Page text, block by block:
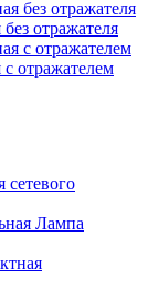
отражателя
с отражателем
сетевого
Лампа